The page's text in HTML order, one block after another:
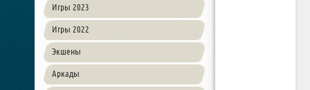
Игры 2023
Игры 2022
Экшены
Аркады